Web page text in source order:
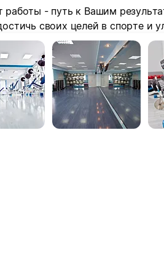
работы - путь к Вашим
своих целей в спорте и